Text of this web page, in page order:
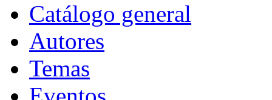
Catálogo general
Autores
Temas